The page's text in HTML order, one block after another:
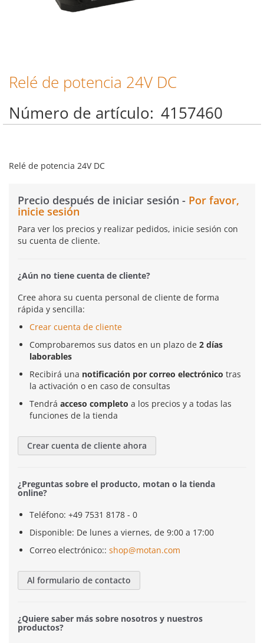
Saltar
al
de
la
imágenes
Relé de potencia 24V DC
Número de artículo 4157460
Relé de potencia 24V DC
Precio después de iniciar sesión - Por favor,
inicie sesión
Para ver los precios y realizar pedidos, inicie sesión con
su cuenta de cliente.
¿Aún no tiene cuenta de cliente?
Cree ahora su cuenta personal de cliente de forma
rápida y sencilla:
Crear cuenta de cliente
Comprobaremos sus datos en un plazo de 2 días
laborables
Recibirá una notificación por correo electrónico tras
la activación o en caso de consultas
Tendrá acceso completo a los precios y a todas las
funciones de la tienda
Crear cuenta de cliente ahora
¿Preguntas sobre el producto, motan o la tienda
online?
Teléfono: +49 7531 8178 - 0
Disponible: De lunes a viernes, de 9:00 a 17:00
Correo electrónico:: shop@motan.com
Al formulario de contacto
¿Quiere saber más sobre nosotros y nuestros
productos?